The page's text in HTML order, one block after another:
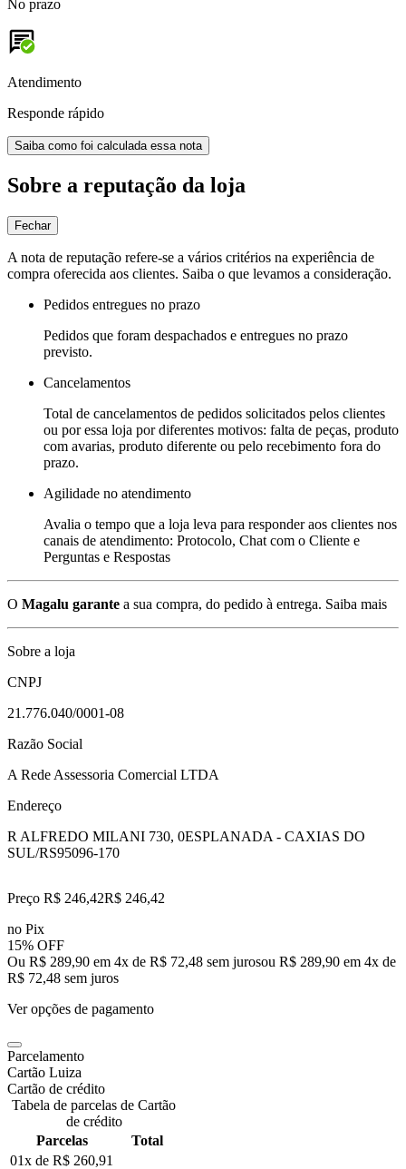
No prazo
Atendimento
Responde rápido
Saiba como foi calculada essa nota
Sobre a reputação da loja
Fechar
A nota de reputação refere-se a vários critérios na experiência de
compra oferecida aos clientes. Saiba o que levamos a consideração.
Pedidos entregues no prazo
Pedidos que foram despachados e entregues no prazo
previsto.
Cancelamentos
Total de cancelamentos de pedidos solicitados pelos clientes
ou por essa loja por diferentes motivos: falta de peças, produto
com avarias, produto diferente ou pelo recebimento fora do
prazo.
Agilidade no atendimento
Avalia o tempo que a loja leva para responder aos clientes nos
canais de atendimento: Protocolo, Chat com o Cliente e
Perguntas e Respostas
O Magalu garante a sua compra, do pedido à entrega. Saiba mais
Sobre a loja
CNPJ
21.776.040/0001-08
Razão Social
A Rede Assessoria Comercial LTDA
Endereço
R ALFREDO MILANI 730, 0ESPLANADA - CAXIAS DO
SUL/RS95096-170
Preço R$ 246,42R$ 246,42
no Pix
15% OFF
Ou R$ 289,90 em 4x de R$ 72,48 sem jurosou R$ 289,90 em 4x de
R$ 72,48 sem juros
Ver opções de pagamento
Parcelamento
Cartão Luiza
Cartão de crédito
Tabela de parcelas de Cartão
de crédito
Parcelas
Total
01x de R$ 260,91